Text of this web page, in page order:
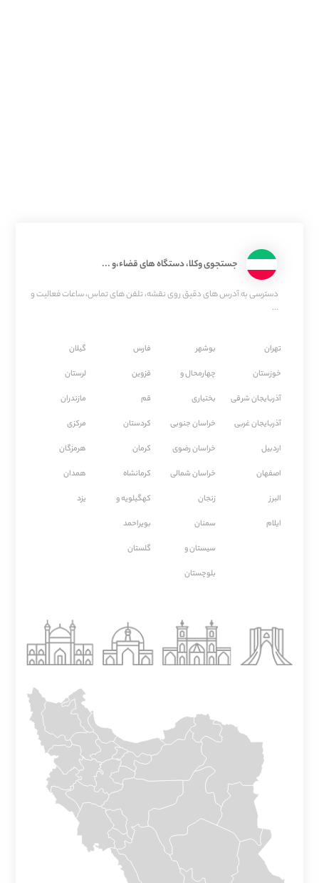
جستجوی وکلا، دستگاه های قضاء،و ...
دسترسی به آدرس های دقیق روی نقشه، تلفن های تماس، ساعات فعالیت و
...
تهران
خوزستان
آذربایجان شرقی
آذربایجان غربی
اردبیل
اصفهان
البرز
ایلام
بوشهر
چهارمحال و
بختیاری
خراسان جنوبی
خراسان رضوی
خراسان شمالی
زنجان
سمنان
سیستان و
بلوچستان
فارس
قزوین
قم
كردستان
كرمان
كرمانشاه
کهگیلویه و
بویراحمد
گلستان
گیلان
لرستان
مازندران
مركزی
هرمزگان
همدان
یزد